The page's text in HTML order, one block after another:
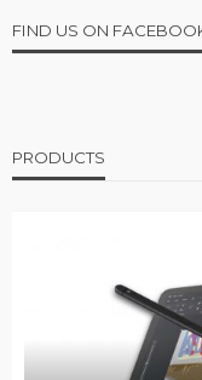
FIND US ON
PRODUCTS